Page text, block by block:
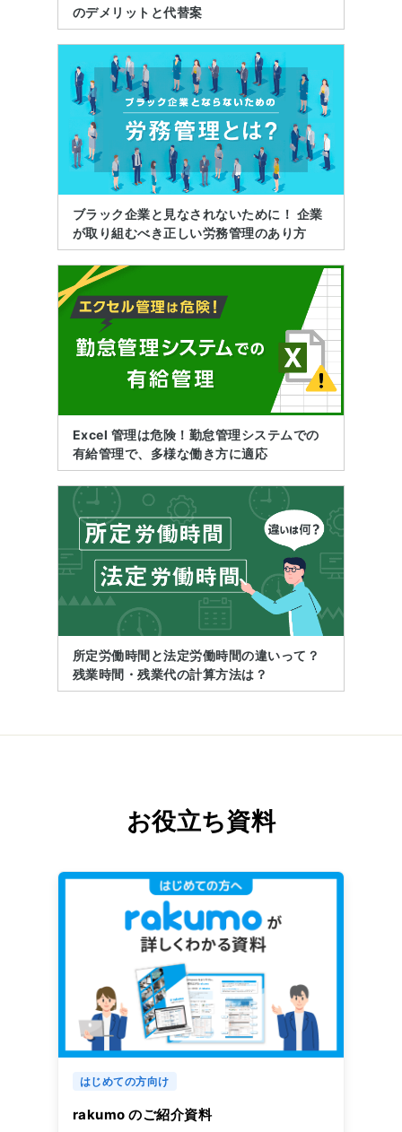
のデメリットと代替案
ブラック企業と見なされないために！ 企業
が取り組むべき正しい労務管理のあり方
Excel 管理は危険！勤怠管理システムでの
有給管理で、多様な働き方に適応
所定労働時間と法定労働時間の違いって？
残業時間・残業代の計算方法は？
お役立ち資料
はじめての方向け
rakumo のご紹介資料